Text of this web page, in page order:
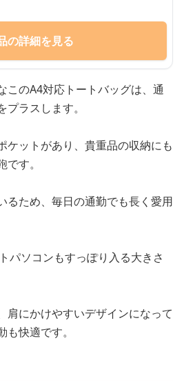
の詳細を見る
このA4対応トートバッグは、通
ラスします。
ケットがあり、貴重品の収納にも
す。
るため、毎日の通勤でも長く愛用
パソコンもすっぽり入る大きさ
肩にかけやすいデザインになって
快適です。